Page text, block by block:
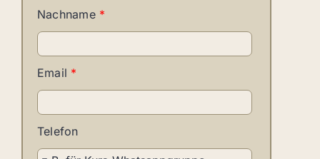
Nachname *
Email *
Telefon